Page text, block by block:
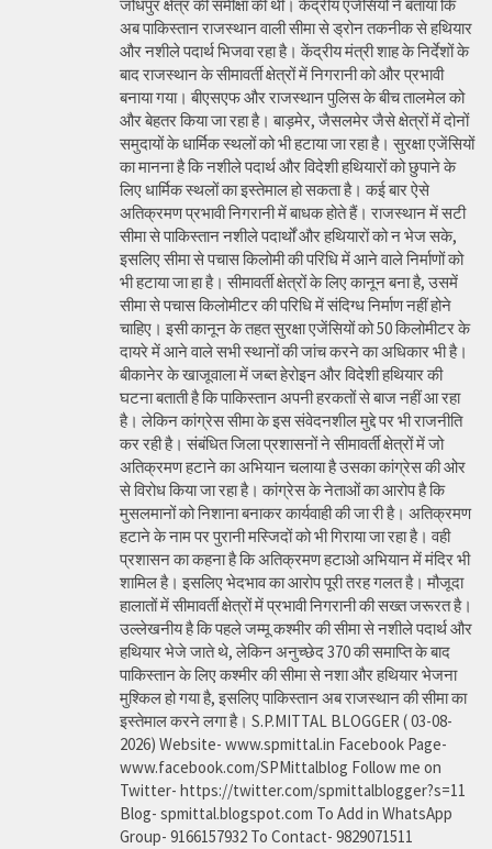
जोधपुर क्षेत्र की समीक्षा की थी। केंद्रीय एजेंसियों ने बताया कि
अब पाकिस्तान राजस्थान वाली सीमा से ड्रोन तकनीक से हथियार
और नशीले पदार्थ भिजवा रहा है। केंद्रीय मंत्री शाह के निर्देशों के
बाद राजस्थान के सीमावर्ती क्षेत्रों में निगरानी को और प्रभावी
बनाया गया। बीएसएफ और राजस्थान पुलिस के बीच तालमेल को
और बेहतर किया जा रहा है। बाड़मेर, जैसलमेर जैसे क्षेत्रों में दोनों
समुदायों के धार्मिक स्थलों को भी हटाया जा रहा है। सुरक्षा एजेंसियों
का मानना है कि नशीले पदार्थ और विदेशी हथियारों को छुपाने के
लिए धार्मिक स्थलों का इस्तेमाल हो सकता है। कई बार ऐसे
अतिक्रमण प्रभावी निगरानी में बाधक होते हैं। राजस्थान में सटी
सीमा से पाकिस्तान नशीले पदार्थों और हथियारों को न भेज सके,
इसलिए सीमा से पचास किलोमी की परिधि में आने वाले निर्माणों को
भी हटाया जा हा है। सीमावर्ती क्षेत्रों के लिए कानून बना है, उसमें
सीमा से पचास किलोमीटर की परिधि में संदिग्ध निर्माण नहीं होने
चाहिए। इसी कानून के तहत सुरक्षा एजेंसियों को 50 किलोमीटर के
दायरे में आने वाले सभी स्थानों की जांच करने का अधिकार भी है।
बीकानेर के खाजूवाला में जब्त हेरोइन और विदेशी हथियार की
घटना बताती है कि पाकिस्तान अपनी हरकतों से बाज नहीं आ रहा
है। लेकिन कांग्रेस सीमा के इस संवेदनशील मुद्दे पर भी राजनीति
कर रही है। संबंधित जिला प्रशासनों ने सीमावर्ती क्षेत्रों में जो
अतिक्रमण हटाने का अभियान चलाया है उसका कांग्रेस की ओर
से विरोध किया जा रहा है। कांग्रेस के नेताओं का आरोप है कि
मुसलमानों को निशाना बनाकर कार्यवाही की जा री है। अतिक्रमण
हटाने के नाम पर पुरानी मस्जिदों को भी गिराया जा रहा है। वही
प्रशासन का कहना है कि अतिक्रमण हटाओ अभियान में मंदिर भी
शामिल है। इसलिए भेदभाव का आरोप पूरी तरह गलत है। मौजूदा
हालातों में सीमावर्ती क्षेत्रों में प्रभावी निगरानी की सख्त जरूरत है।
उल्लेखनीय है कि पहले जम्मू कश्मीर की सीमा से नशीले पदार्थ और
हथियार भेजे जाते थे, लेकिन अनुच्छेद 370 की समाप्ति के बाद
पाकिस्तान के लिए कश्मीर की सीमा से नशा और हथियार भेजना
मुश्किल हो गया है, इसलिए पाकिस्तान अब राजस्थान की सीमा का
इस्तेमाल करने लगा है। S.P.MITTAL BLOGGER ( 03-08-
2026) Website- www.spmittal.in Facebook Page-
www.facebook.com/SPMittalblog Follow me on
Twitter- https://twitter.com/spmittalblogger?s=11
Blog- spmittal.blogspot.com To Add in WhatsApp
Group- 9166157932 To Contact- 9829071511